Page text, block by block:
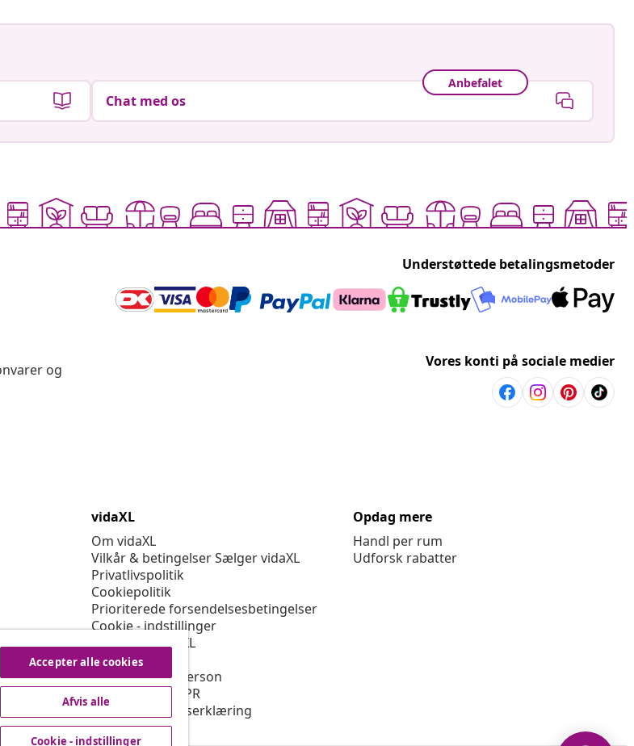
Anbefalet
Chat med os
Understøttede betalingsmetoder
og
Vores konti på sociale medier
vidaXL
Om vidaXL
Vilkår & betingelser Sælger vidaXL
Privatlivspolitik
Cookiepolitik
Prioriterede forsendelsesbetingelser
Cookie - indstillinger
Arbejd for vidaXL
Sikkerhed
EU-ansvarlige person
Politikken for EPR
Tilgængelighedserklæring
Opdag mere
Handl per rum
Udforsk rabatter
Accepter alle cookies
Afvis alle
Cookie - indstillinger